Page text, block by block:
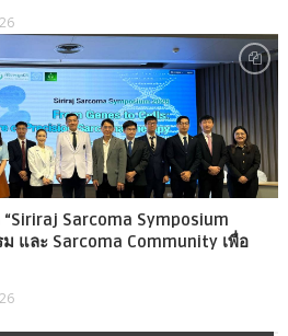
Sarcoma Symposium
ม และ Sarcoma Community เพื่อ